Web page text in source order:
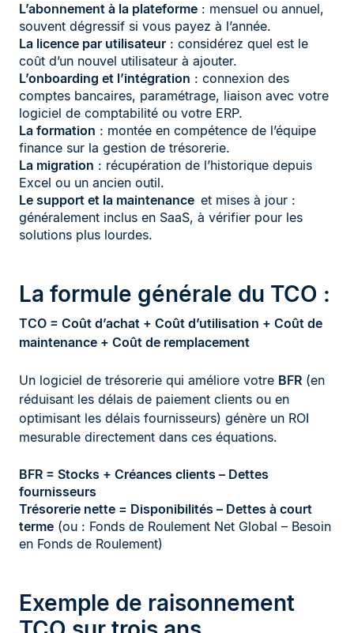
L’abonnement à la plateforme : mensuel ou annuel,
souvent dégressif si vous payez à l’année.
La licence par utilisateur : considérez quel est le
coût d’un nouvel utilisateur à ajouter.
L’onboarding et l’intégration : connexion des
comptes bancaires, paramétrage, liaison avec votre
logiciel de comptabilité ou votre ERP.
La formation : montée en compétence de l’équipe
finance sur la gestion de trésorerie.
La migration : récupération de l’historique depuis
Excel ou un ancien outil.
Le support et la maintenance et mises à jour :
généralement inclus en SaaS, à vérifier pour les
solutions plus lourdes.
La formule générale du TCO :
TCO = Coût d’achat + Coût d’utilisation + Coût de
maintenance + Coût de remplacement
Un logiciel de trésorerie qui améliore votre BFR (en
réduisant les délais de paiement clients ou en
optimisant les délais fournisseurs) génère un ROI
mesurable directement dans ces équations.
BFR = Stocks + Créances clients – Dettes
fournisseurs
Trésorerie nette = Disponibilités – Dettes à court
terme (ou : Fonds de Roulement Net Global – Besoin
en Fonds de Roulement)
Exemple de raisonnement